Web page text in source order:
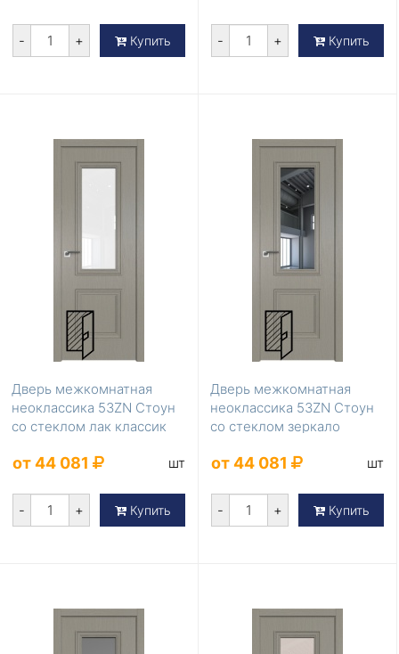
- + Купить - + Купить
Дверь межкомнатная
неоклассика 53ZN Стоун
со стеклом лак классик
от 44 081 шт
- + Купить
Дверь межкомнатная
неоклассика 53ZN Стоун
со стеклом зеркало
от 44 081 шт
- + Купить